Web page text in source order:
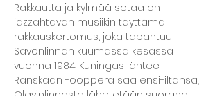
Rakkautta ja kylmää sotaa on
jazzahtavan musiikin täyttämä
rakkauskertomus, joka tapahtuu
Savonlinnan kuumassa kesässä
vuonna 1984. Kuningas lähtee
Ranskaan -ooppera saa ensi-iltansa,